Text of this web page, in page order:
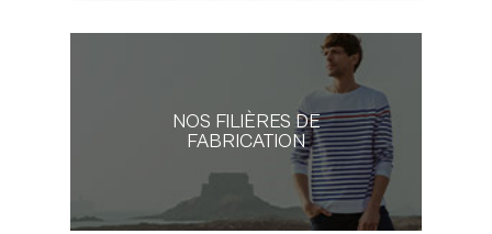
NOS FILIÈRES DE
FABRICATION